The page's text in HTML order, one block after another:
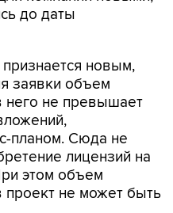
до даты
новым,
заявки объем
него не превышает
планом. Сюда не
лицензий на
этом объем
проект не может быть